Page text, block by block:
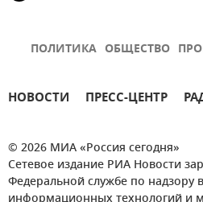
ПОЛИТИКА ОБЩЕСТВО
НОВОСТИ ПРЕСС-ЦЕНТР
© 2026 МИА «Россия сегодня»
Сетевое издание РИА Новости
Федеральной службе по надзору